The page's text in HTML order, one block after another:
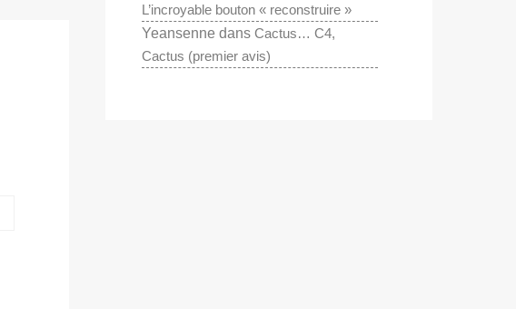
L’incroyable bouton « reconstruire »
Yeansenne dans Cactus… C4,
Cactus (premier avis)